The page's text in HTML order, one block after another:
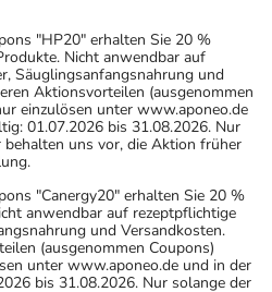
"HP20" erhalten Sie 20 %
Nicht anwendbar auf
Säuglingsanfangsnahrung und
Aktionsvorteilen (ausgenommen
einzulösen unter www.aponeo.de
01.07.2026 bis 31.08.2026. Nur
uns vor, die Aktion früher
"Canergy20" erhalten Sie 20 %
anwendbar auf rezeptpflichtige
und Versandkosten.
(ausgenommen Coupons)
unter www.aponeo.de und in der
bis 31.08.2026. Nur solange der